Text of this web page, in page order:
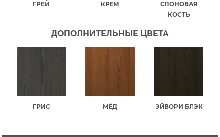
ГРЕЙ КРЕМ
СЛОНОВАЯ
КОСТЬ
ДОПОЛНИТЕЛЬНЫЕ ЦВЕТА
ГРИС МЁД ЭЙВОРИ БЛЭК